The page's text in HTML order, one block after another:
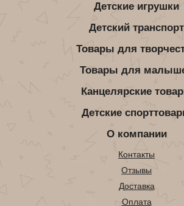
Детские игрушки
Детский транспорт
Товары для
Товары для
Канцелярские
Детские
О компании
Контакты
Отзывы
Доставка
Оплата